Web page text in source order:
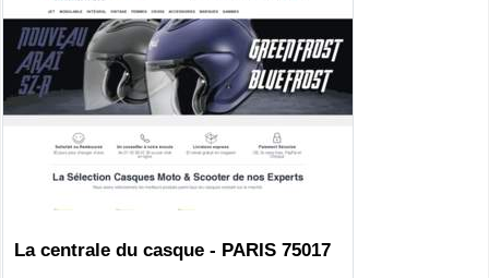
La centrale du casque - PARIS 75017